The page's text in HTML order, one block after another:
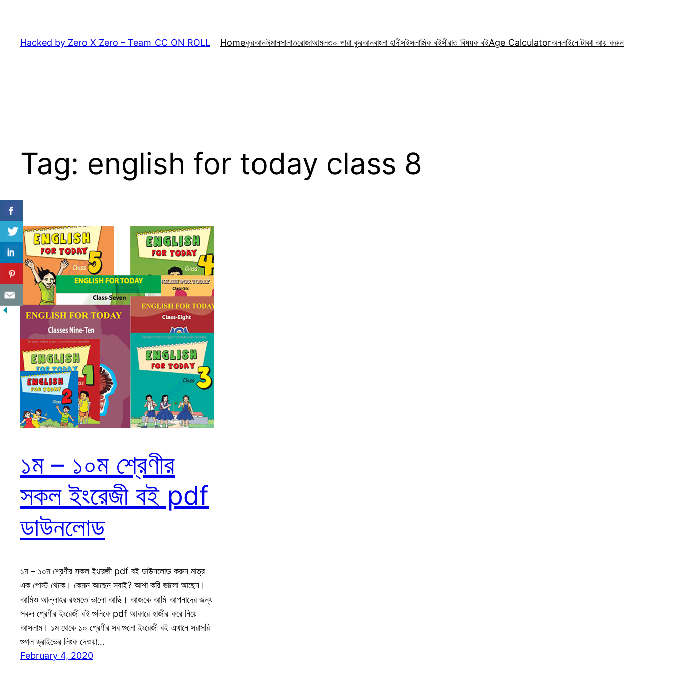
content
Hacked by Zero X Zero – Team_CC ON ROLL Homeকুরআনঈমানসালাতরোজাআমল৩০ পারা কুরআনবাংলা হাদীসইসলামিক বইসীরাত বিষয়ক বইAge Calculatorঅনলাইনে টাকা আয় করুন
Tag: english for today class 8
১ম – ১০ম শ্রেণীর
সকল ইংরেজী বই pdf
ডাউনলোড
১ম – ১০ম শ্রেণীর সকল ইংরেজী pdf বই ডাউনলোড করুন মাত্র
এক পোস্ট থেকে। কেমন আছেন সবাই? আশা করি ভালো আছেন।
আমিও আল্লাহর রহমতে ভালো আছি। আজকে আমি আপনাদের জন্য
সকল শ্রেণীর ইংরেজী বই গুলিকে pdf আকারে হাজীর করে নিয়ে
আসলাম। ১ম থেকে ১০ শ্রেণীর সব গুলো ইংরেজী বই এখানে সরাসরি
গুগল ড্রাইভের লিংক দেওয়া…
February 4, 2020